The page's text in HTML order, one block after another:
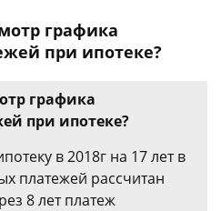
графика
при ипотеке?
графика
при ипотеке?
в 2018г на 17 лет в
платежей рассчитан
8 лет платеж